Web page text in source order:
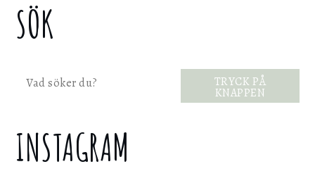
SÖK
Sök TRYCK PÅ
KNAPPEN
INSTAGRAM